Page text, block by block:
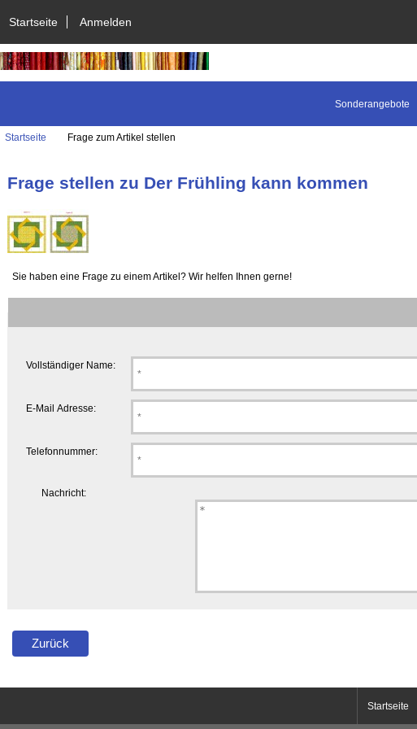
Startseite Anmelden
Sonderangebote
Startseite Frage zum Artikel stellen
Frage stellen zu Der Frühling kann kommen
Sie haben eine Frage zu einem Artikel? Wir helfen Ihnen gerne!
Vollständiger Name:
E-Mail Adresse:
Telefonnummer:
Nachricht:
Zurück
Startseite